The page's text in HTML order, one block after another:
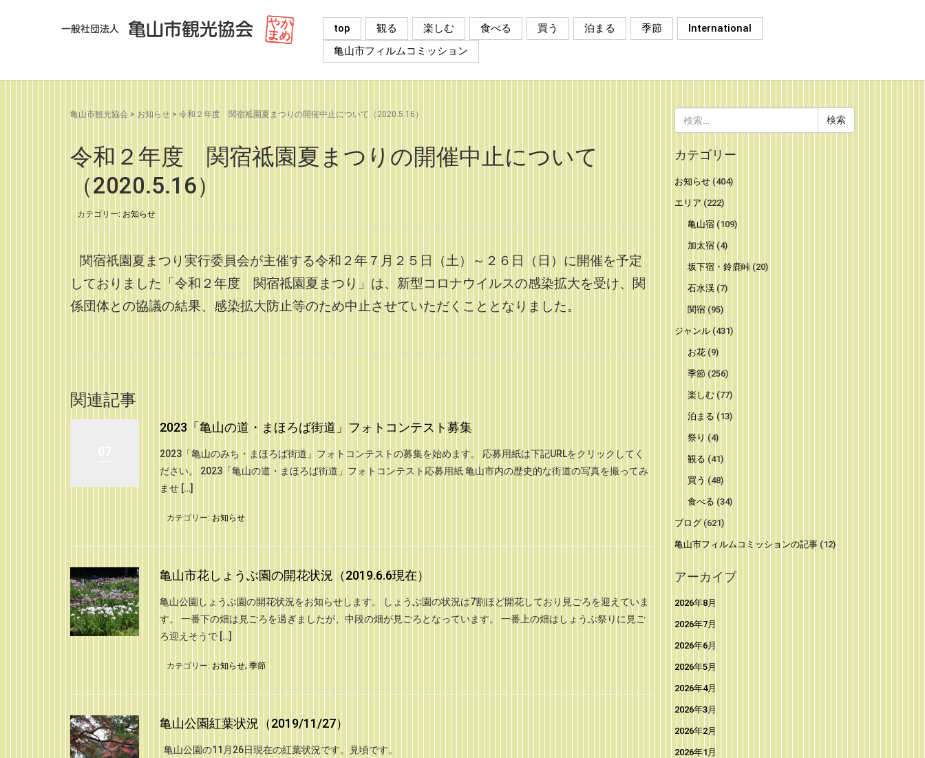
top 観る 楽しむ 食べる 買う 泊まる 季節
International
亀山市フィルムコミッション
亀山市観光協会 > お知らせ > 令和２年度 関宿祗園夏まつりの開催中止について（2020.5.16）
令和２年度 関宿祗園夏まつりの開催中止について
（2020.5.16）
カテゴリー: お知らせ
関宿祇園夏まつり実行委員会が主催する令和２年７月２５日（土）～２６日（日）に開催を予定
しておりました「令和２年度 関宿祗園夏まつり」は、新型コロナウイルスの感染拡大を受け、関
係団体との協議の結果、感染拡大防止等のため中止させていただくこととなりました。
関連記事
2023「亀山の道・まほろば街道」フォトコンテスト募集
2023「亀山のみち・まほろば街道」フォトコンテストの募集を始めます。 応募用紙は下記URLをクリックしてく
ださい。 2023「亀山の道・まほろば街道」フォトコンテスト応募用紙 亀山市内の歴史的な街道の写真を撮ってみ
ませ […]
カテゴリー: お知らせ
亀山市花しょうぶ園の開花状況（2019.6.6現在）
亀山公園しょうぶ園の開花状況をお知らせします。 しょうぶ園の状況は7割ほど開花しており見ごろを迎えていま
す。 一番下の畑は見ごろを過ぎましたが、中段の畑が見ごろとなっています。 一番上の畑はしょうぶ祭りに見ご
ろ迎えそうで […]
カテゴリー: お知らせ, 季節
亀山公園紅葉状況（2019/11/27）
亀山公園の11月26日現在の紅葉状況です。見頃です。
索:
カテゴリー
お知らせ(404)
エリア (222)
亀山宿 (109)
加太宿 (4)
坂下宿・鈴鹿峠 (20)
石水渓 (7)
関宿 (95)
ジャンル(431)
お花 (9)
季節 (256)
楽しむ (77)
泊まる (13)
祭り (4)
観る (41)
買う (48)
食べる (34)
ブログ(621)
亀山市フィルムコミッションの記事(12)
アーカイブ
2026年8月
2026年7月
2026年6月
2026年5月
2026年4月
2026年3月
2026年2月
2026年1月